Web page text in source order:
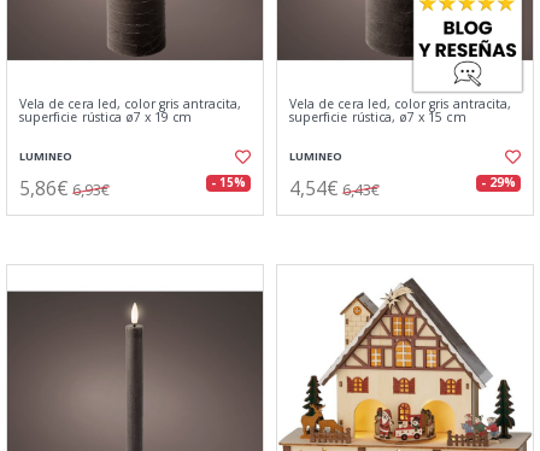
Vela de cera led, color gris antracita,
superficie rústica ø7 x 19 cm
LUMINEO
5,86€ 6,93€ - 15%
Vela de cera led, color gris antracita,
superficie rústica, ø7 x 15 cm
LUMINEO
4,54€ 6,43€ - 29%